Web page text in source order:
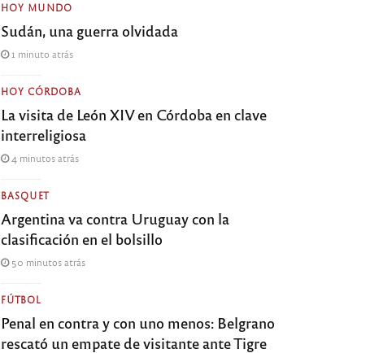
HOY MUNDO
Sudán, una guerra olvidada
1 minuto atrás
HOY CÓRDOBA
La visita de León XIV en Córdoba en clave
interreligiosa
4 minutos atrás
BASQUET
Argentina va contra Uruguay con la
clasificación en el bolsillo
50 minutos atrás
FÚTBOL
Penal en contra y con uno menos: Belgrano
rescató un empate de visitante ante Tigre